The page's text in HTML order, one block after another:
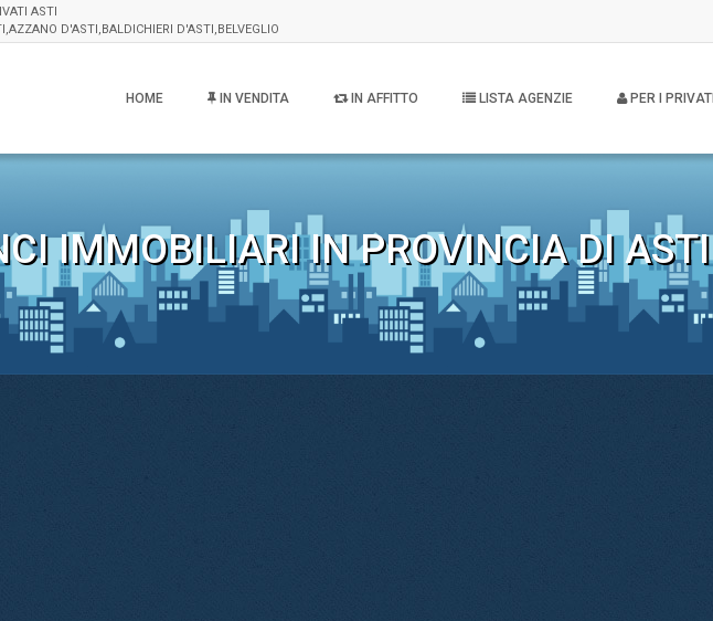
ASTI
D'ASTI,BALDICHIERI D'ASTI,BELVEGLIO
HOME IN VENDITA IN AFFITTO LISTA AGENZIE PER I PRIVATI
IMMOBILIARI IN PROVINCIA DI ASTI